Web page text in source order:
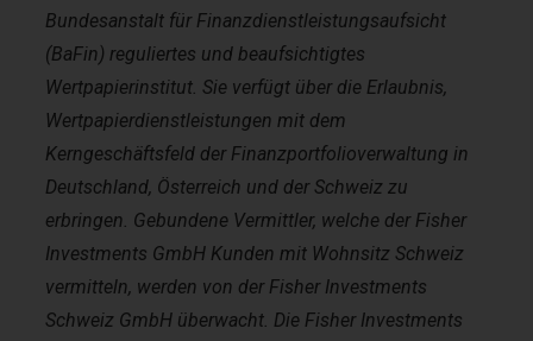
Bundesanstalt für Finanzdienstleistungsaufsicht
(BaFin) reguliertes und beaufsichtigtes
Wertpapierinstitut. Sie verfügt über die Erlaubnis,
Wertpapierdienstleistungen mit dem
Kerngeschäftsfeld der Finanzportfolioverwaltung in
Deutschland, Österreich und der Schweiz zu
erbringen. Gebundene Vermittler, welche der Fisher
Investments GmbH Kunden mit Wohnsitz Schweiz
vermitteln, werden von der Fisher Investments
Schweiz GmbH überwacht. Die Fisher Investments